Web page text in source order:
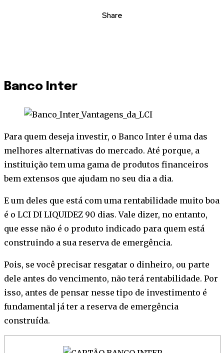
Share
Banco Inter
Para quem deseja investir, o Banco Inter é uma das
melhores alternativas do mercado. Até porque, a
instituição tem uma gama de produtos financeiros
bem extensos que ajudam no seu dia a dia.
E um deles que está com uma rentabilidade muito boa
é o LCI DI LIQUIDEZ 90 dias. Vale dizer, no entanto,
que esse não é o produto indicado para quem está
construindo a sua reserva de emergência.
Pois, se você precisar resgatar o dinheiro, ou parte
dele antes do vencimento, não terá rentabilidade. Por
isso, antes de pensar nesse tipo de investimento é
fundamental já ter a reserva de emergência
construída.